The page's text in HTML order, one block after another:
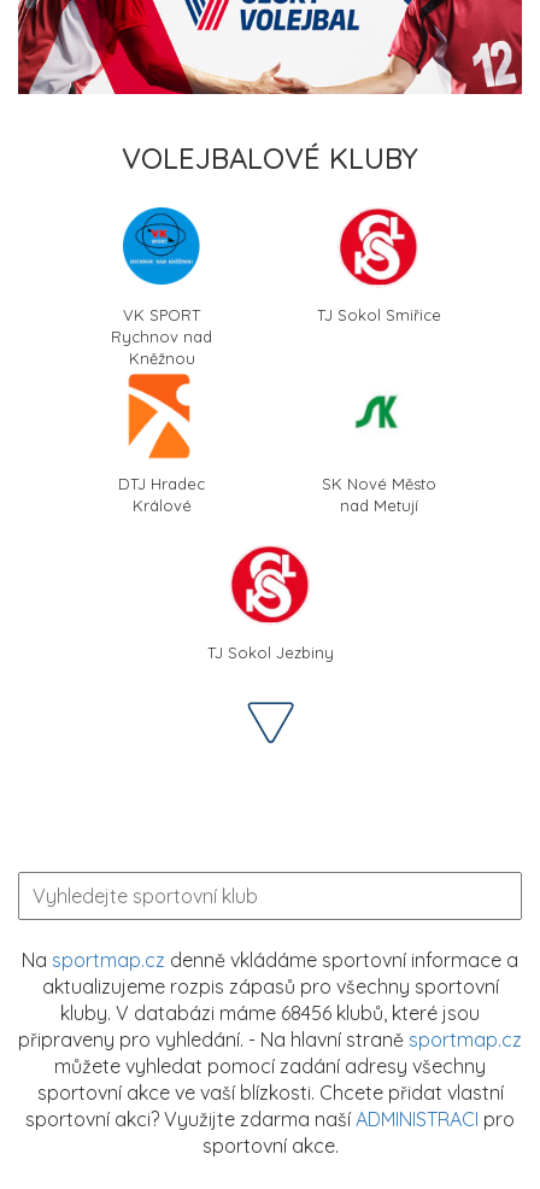
VOLEJBALOVÉ KLUBY
VK SPORT
Rychnov nad
Kněžnou
TJ Sokol Smiřice
DTJ Hradec
Králové
SK Nové Město
nad Metují
TJ Sokol Jezbiny
Na sportmap.cz denně vkládáme sportovní informace a
aktualizujeme rozpis zápasů pro všechny sportovní
kluby. V databázi máme 68456 klubů, které jsou
připraveny pro vyhledání. - Na hlavní straně sportmap.cz
můžete vyhledat pomocí zadání adresy všechny
sportovní akce ve vaší blízkosti. Chcete přidat vlastní
sportovní akci? Využijte zdarma naší ADMINISTRACI pro
sportovní akce.